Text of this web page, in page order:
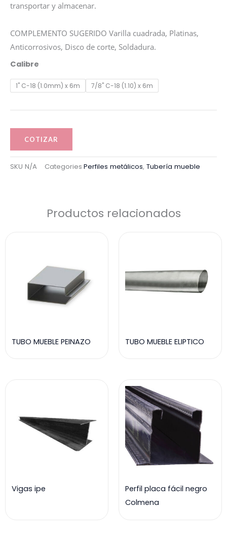
transportar y almacenar.
COMPLEMENTO SUGERIDO Varilla cuadrada, Platinas,
Anticorrosivos, Disco de corte, Soldadura.
Calibre
1" C-18 (1.0mm) x 6m 7/8" C-18 (1.10) x 6m
TUBO
REDONDO
COTIZAR
SKU N/A Categories Perfiles metálicos, Tubería mueble
Productos relacionados
TUBO MUEBLE PEINAZO TUBO MUEBLE ELIPTICO
Vigas ipe
Perfil placa fácil negro
Colmena